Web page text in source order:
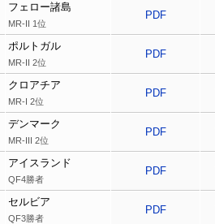
フェロー諸島
MR-II 1位
PDF
ポルトガル
MR-II 2位
PDF
クロアチア
MR-I 2位
PDF
デンマーク
MR-III 2位
PDF
アイスランド
QF4勝者
PDF
セルビア
QF3勝者
PDF